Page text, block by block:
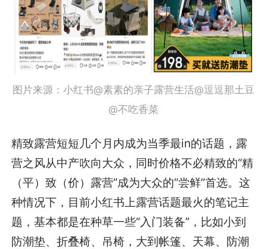
图片来源：小红书@素素的亲子露营生活@逗逗那土豆
@不吃香菜
精致露营短短几个月内成为当季最in的话题，露
营之风从中产吹向大众，同时价格不必精致的“精
（平）致（价）露营”成为大众的“尝鲜”首选。这
种情况下，目前小红书上露营话题最火的笔记主
题，基本都是在种草一些“入门装备”，比如小到
防潮垫、折叠椅、吊椅，大到帐篷、天幕、防潮